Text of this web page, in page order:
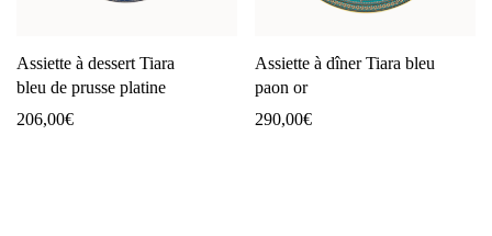
Assiette à dessert Tiara
bleu de prusse platine
206,00€
Assiette à dîner Tiara bleu
paon or
290,00€